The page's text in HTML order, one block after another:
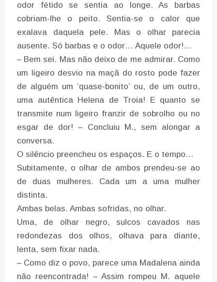
odor fétido se sentia ao longe. As barbas
cobriam-lhe o peito. Sentia-se o calor que
exalava daquela pele. Mas o olhar parecia
ausente. Só barbas e o odor… Aquele odor!…
– Bem sei. Mas não deixo de me admirar. Como
um ligeiro desvio na maçã do rosto pode fazer
de alguém um ‘quase-bonito’ ou, de um outro,
uma autêntica Helena de Troia! E quanto se
transmite num ligeiro franzir de sobrolho ou no
esgar de dor! – Concluiu M., sem alongar a
conversa.
O silêncio preencheu os espaços. E o tempo…
Subitamente, o olhar de ambos prendeu-se ao
de duas mulheres. Cada um a uma mulher
distinta.
Ambas belas. Ambas sofridas, no olhar.
Uma, de olhar negro, sulcos cavados nas
redondezas dos olhos, olhava para diante,
lenta, sem fixar nada.
– Como diz o povo, parece uma Madalena ainda
não reencontrada! – Assim rompeu M. aquele